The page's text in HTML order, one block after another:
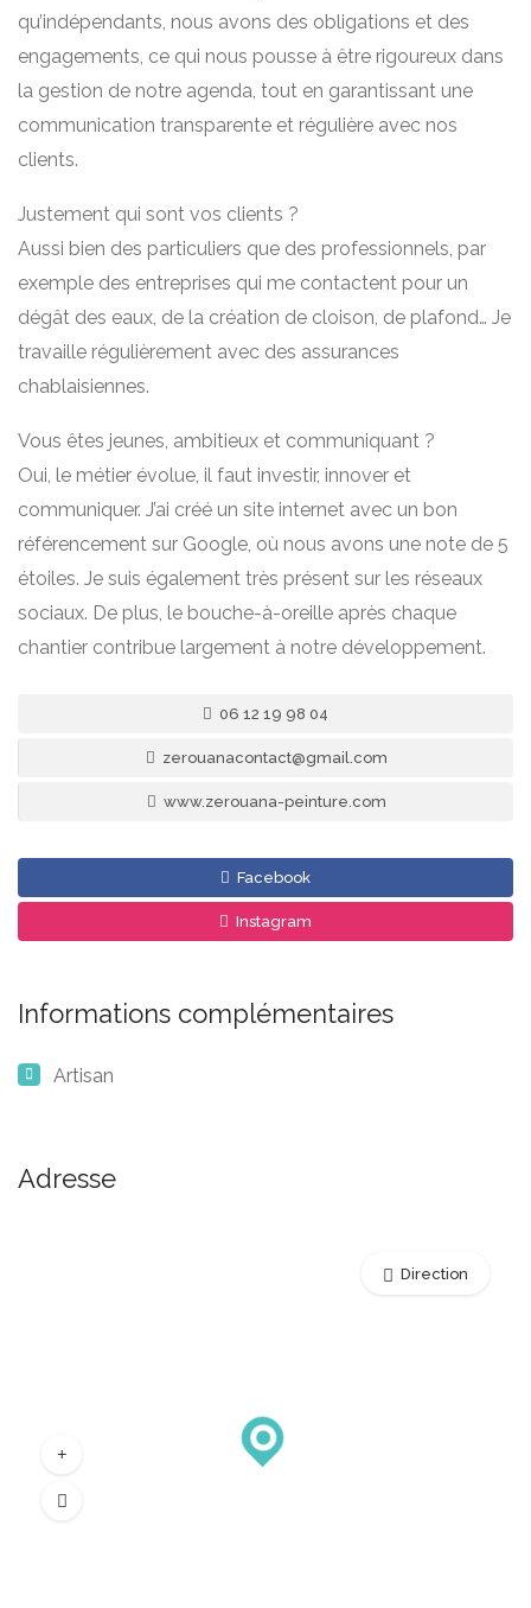
qu’indépendants, nous avons des obligations et des
engagements, ce qui nous pousse à être rigoureux dans
la gestion de notre agenda, tout en garantissant une
communication transparente et régulière avec nos
clients.
Justement qui sont vos clients ?
Aussi bien des particuliers que des professionnels, par
exemple des entreprises qui me contactent pour un
dégât des eaux, de la création de cloison, de plafond… Je
travaille régulièrement avec des assurances
chablaisiennes.
Vous êtes jeunes, ambitieux et communiquant ?
Oui, le métier évolue, il faut investir, innover et
communiquer. J’ai créé un site internet avec un bon
référencement sur Google, où nous avons une note de 5
étoiles. Je suis également très présent sur les réseaux
sociaux. De plus, le bouche-à-oreille après chaque
chantier contribue largement à notre développement.
06 12 19 98 04
zerouanacontact@gmail.com
www.zerouana-peinture.com
Facebook
Instagram
Informations complémentaires
Artisan
Adresse
Direction